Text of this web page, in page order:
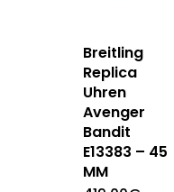
Breitling
Replica
Uhren
Avenger
Bandit
E13383 – 45
MM